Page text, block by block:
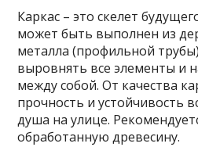
Каркас – это скелет
может быть выполнен из
металла (профильной
выровнять все элементы и
между собой. От качества
прочность и устойчивость
душа на улице.
обработанную древесину.